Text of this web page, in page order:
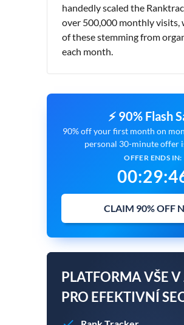
handedly scaled the
over 500,000 monthly visits,
of these stemming from
each month.
⚡ 90% Flash
90% off your first month on
personal 30-minute offer
OFFER ENDS IN:
00:29:
CLAIM 90% OFF
PLATFORMA VŠE
PRO EFEKTIVNÍ